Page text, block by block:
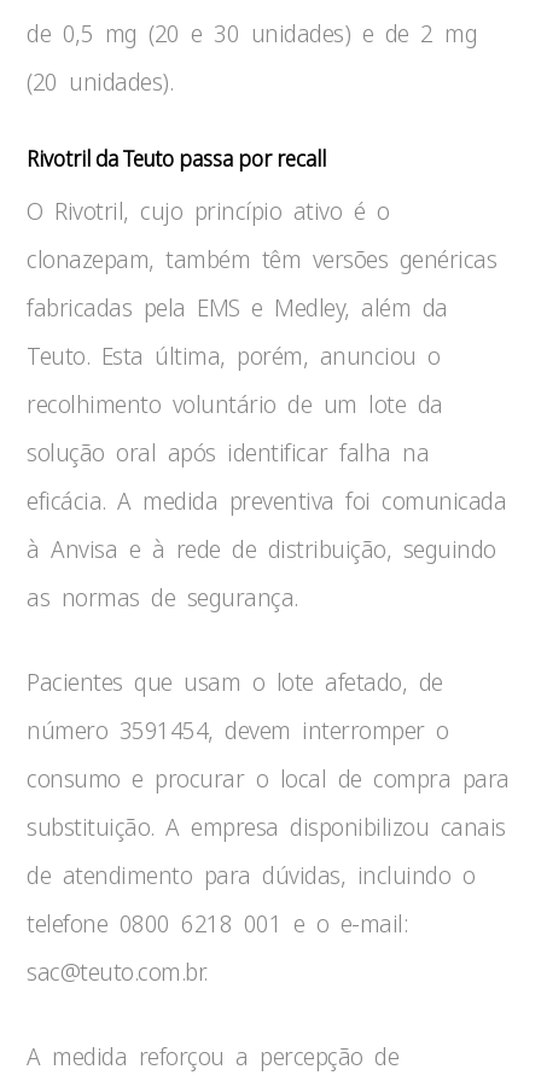
de 0,5 mg (20 e 30 unidades) e de 2 mg
(20 unidades).
Rivotril da Teuto passa por recall
O Rivotril, cujo princípio ativo é o
clonazepam, também têm versões genéricas
fabricadas pela EMS e Medley, além da
Teuto. Esta última, porém, anunciou o
recolhimento voluntário de um lote da
solução oral após identificar falha na
eficácia. A medida preventiva foi comunicada
à Anvisa e à rede de distribuição, seguindo
as normas de segurança.
Pacientes que usam o lote afetado, de
número 3591454, devem interromper o
consumo e procurar o local de compra para
substituição. A empresa disponibilizou canais
de atendimento para dúvidas, incluindo o
telefone 0800 6218 001 e o e-mail:
sac@teuto.com.br.
A medida reforçou a percepção de